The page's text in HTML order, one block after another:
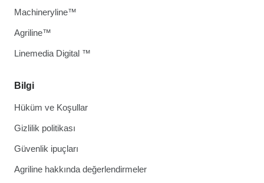
Bilgi
Hüküm ve Koşullar
Gizlilik politikası
Güvenlik ipuçları
Agriline hakkında değerlendirmeler
Machineryline™
Agriline™
Linemedia Digital ™